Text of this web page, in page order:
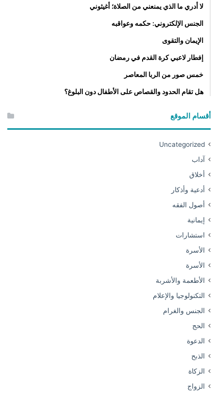
لا أدري ما الذي يمنعني من الصلاة؛ أغيثوني
الجنس الإلكتروني: حكمه وعواقبه
الإيمان والتقوى
إفطار لاعبي كرة القدم في رمضان
خمس صور من الربا المعاصر
هل تقام الحدود والقصاص على الأطفال دون البلوغ؟
أقسام الموقع
Uncategorized
آداب
أخلاق
أدعية وأذكار
أصول الفقه
إيمانية
استشارات
الأسرة
الأسرة
الأطعمة والأشربة
التكنولوجيا والإعلام
الجنس والغرام
الحج
الدعوة
الذبح
الزكاة
الزواج